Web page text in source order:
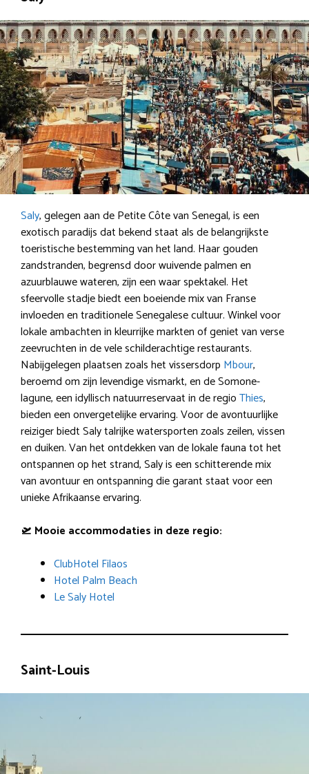
Saly, gelegen aan de Petite Côte van Senegal, is een
exotisch paradijs dat bekend staat als de belangrijkste
toeristische bestemming van het land. Haar gouden
zandstranden, begrensd door wuivende palmen en
azuurblauwe wateren, zijn een waar spektakel. Het
sfeervolle stadje biedt een boeiende mix van Franse
invloeden en traditionele Senegalese cultuur. Winkel voor
lokale ambachten in kleurrijke markten of geniet van verse
zeevruchten in de vele schilderachtige restaurants.
Nabijgelegen plaatsen zoals het vissersdorp Mbour,
beroemd om zijn levendige vismarkt, en de Somone-
lagune, een idyllisch natuurreservaat in de regioThies,
bieden een onvergetelijke ervaring. Voor de avontuurlijke
reiziger biedt Saly talrijke watersporten zoals zeilen, vissen
en duiken. Van het ontdekken van de lokale fauna tot het
ontspannen op het strand, Saly is een schitterende mix
van avontuur en ontspanning die garant staat voor een
unieke Afrikaanse ervaring.
🛫 Mooie accommodaties in deze regio:
ClubHotel Filaos
Hotel Palm Beach
Le Saly Hotel
Saint-Louis